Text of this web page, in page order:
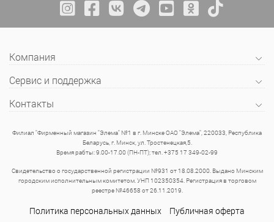
Компания
Сервис и поддержка
Контакты
Филиал "Фирменный магазин "Элема" №1 в г. Минске ОАО "Элема", 220033, Республика
Беларусь, г. Минск, ул. Тростенецкая,5.
Время рабты: 9.00-17.00 (ПН-ПТ); тел. +375 17 349-02-99
Свидетельство о государственной регистрации №931 от 18.08.2000. Выдано Минским
городским исполнительным комитетом. УНП 102350354. Регистрация в торговом
реестре №46658 от 26.11.2019.
Политика персональных данных Публичная оферта